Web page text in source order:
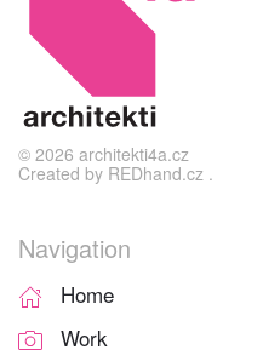
© 2026 architekti4a.cz
Created by REDhand.cz .
Navigation
Home
Work